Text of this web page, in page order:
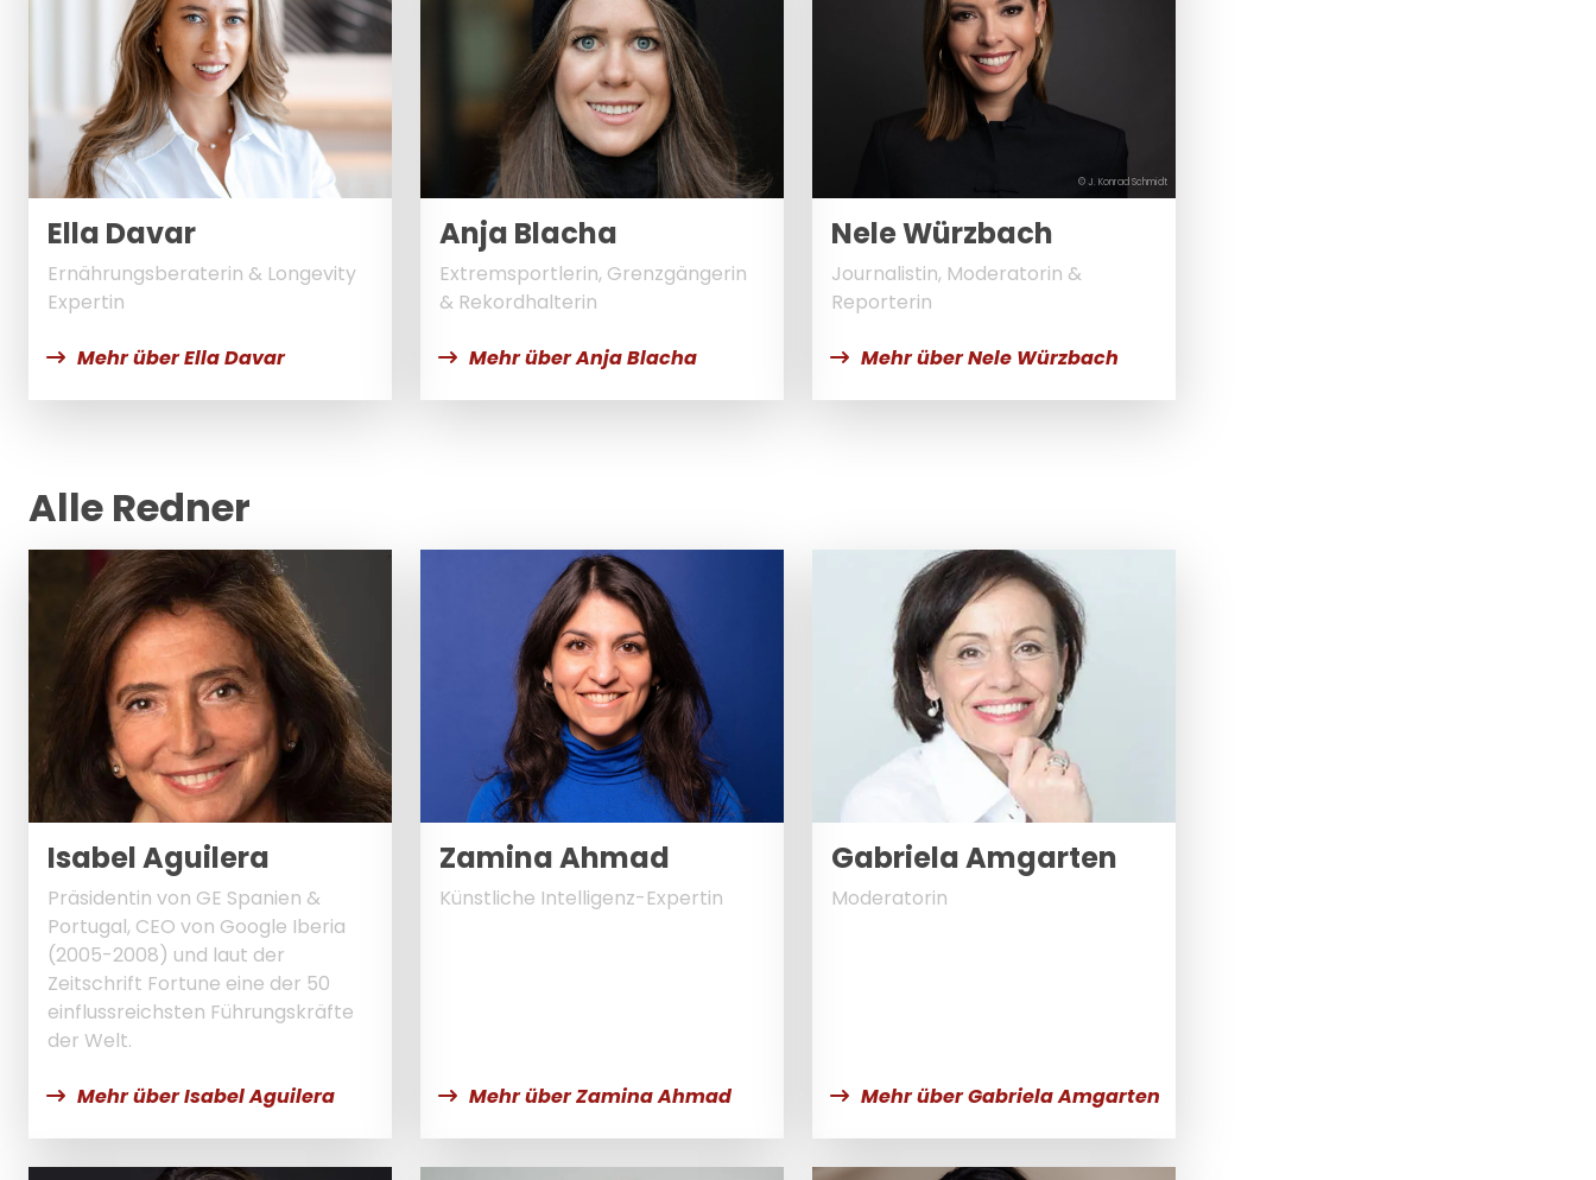
Ella Davar
Ernährungsberaterin & Longevity
Expertin
Mehr über Ella Davar
Anja Blacha
Extremsportlerin, Grenzgängerin
& Rekordhalterin
Mehr über Anja Blacha
© J. Konrad Schmidt
Nele Würzbach
Journalistin, Moderatorin &
Reporterin
Mehr über Nele Würzbach
Alle Redner
Isabel Aguilera
Präsidentin von GE Spanien &
Portugal, CEO von Google Iberia
(2005-2008) und laut der
Zeitschrift Fortune eine der 50
einflussreichsten Führungskräfte
der Welt.
Mehr über Isabel Aguilera
Zamina Ahmad
Künstliche Intelligenz-Expertin
Mehr über Zamina Ahmad
Gabriela Amgarten
Moderatorin
Mehr über Gabriela Amgarten